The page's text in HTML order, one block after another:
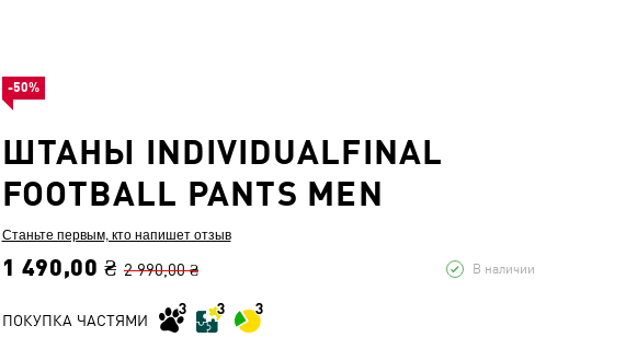
ШТАНЫ INDIVIDUALFINAL
FOOTBALL PANTS MEN
Станьте первым, кто напишет отзыв
1 490,00 ₴ 2 990,00 ₴ В наличии
ПОКУПКА ЧАСТЯМИ
-50%